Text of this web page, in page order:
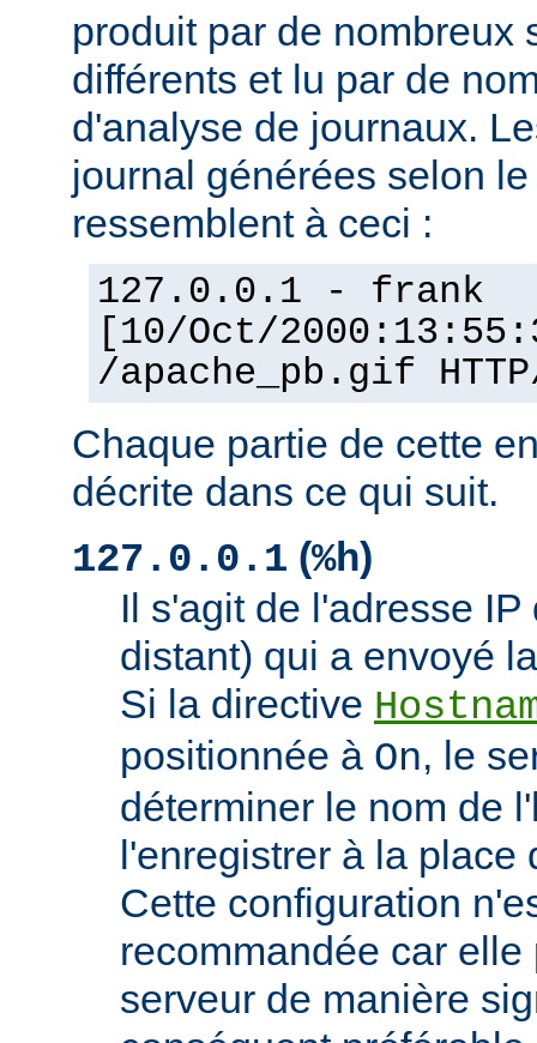
produit par de nombreux
différents et lu par de
d'analyse de journaux.
journal générées selon
ressemblent à ceci :
127.0.0.1 - frank
[10/Oct/
/apache_pb.gif
Chaque partie de cette
décrite dans ce qui suit.
127.0.0.1 (%h)
Il s'agit de l'adresse
distant) qui a envoyé
Si la directive
positionnée à On, le
déterminer le nom de
l'enregistrer à la place
Cette configuration
recommandée car
serveur de manière